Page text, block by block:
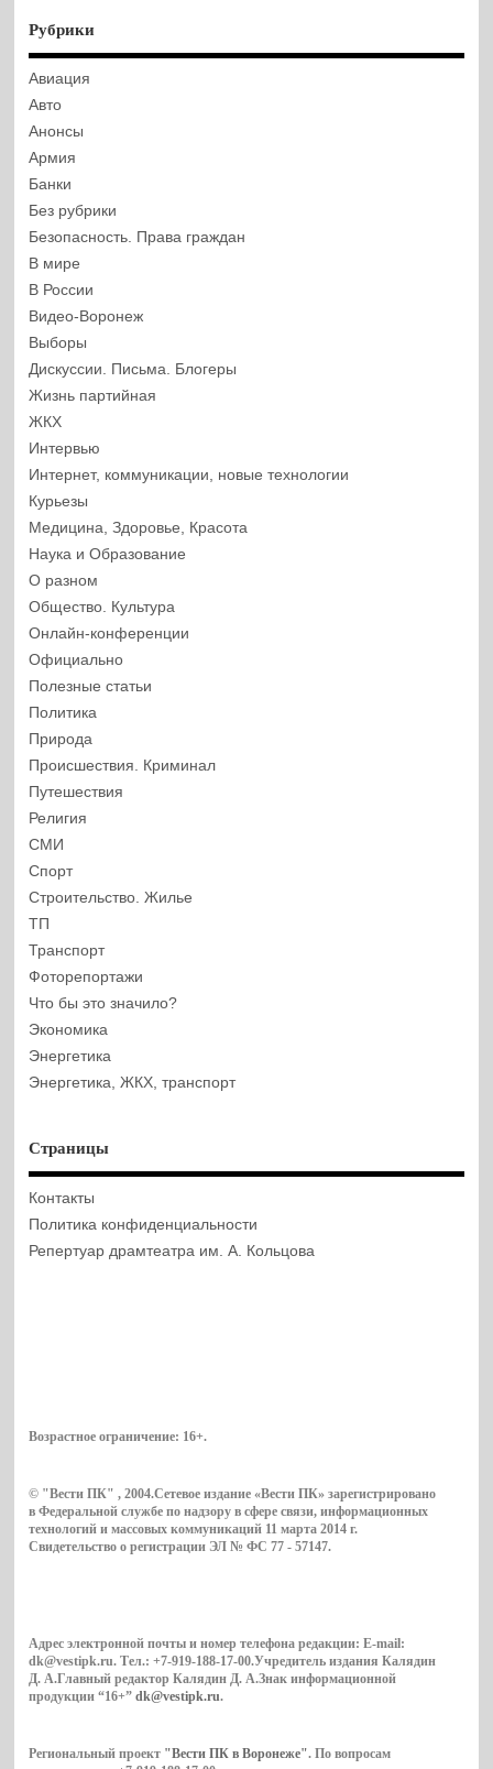
Рубрики
Авиация
Авто
Анонсы
Армия
Банки
Без рубрики
Безопасность. Права граждан
В мире
В России
Видео-Воронеж
Выборы
Дискуссии. Письма. Блогеры
Жизнь партийная
ЖКХ
Интервью
Интернет, коммуникации, новые технологии
Курьезы
Медицина, Здоровье, Красота
Наука и Образование
О разном
Общество. Культура
Онлайн-конференции
Официально
Полезные статьи
Политика
Природа
Происшествия. Криминал
Путешествия
Религия
СМИ
Спорт
Строительство. Жилье
ТП
Транспорт
Фоторепортажи
Что бы это значило?
Экономика
Энергетика
Энергетика, ЖКХ, транспорт
Страницы
Контакты
Политика конфиденциальности
Репертуар драмтеатра им. А. Кольцова
Возрастное ограничение: 16+.
© "Вести ПК" , 2004.Сетевое издание «Вести ПК» зарегистрировано
в Федеральной службе по надзору в сфере связи, информационных
технологий и массовых коммуникаций 11 марта 2014 г.
Свидетельство о регистрации ЭЛ № ФС 77 - 57147.
Адрес электронной почты и номер телефона редакции: E-mail:
dk@vestipk.ru. Тел.: +7-919-188-17-00.Учредитель издания Калядин
Д. А.Главный редактор Калядин Д. А.Знак информационной
продукции “16+”dk@vestipk.ru.
Региональный проект "Вести ПК в Воронеже". По вопросам